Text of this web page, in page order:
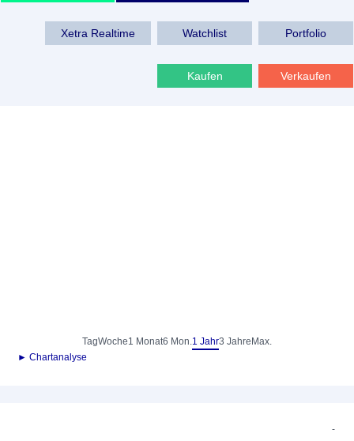
Xetra Realtime Watchlist Portfolio
Kaufen Verkaufen
TagWoche1 Monat6 Mon.1 Jahr3 Jahre Max.
► Chartanalyse
-